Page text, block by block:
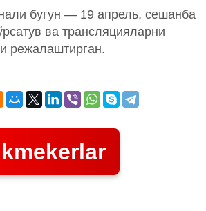
бугун — 19 апрель, сешанба
ва трансляцияларни
режалаштирган.